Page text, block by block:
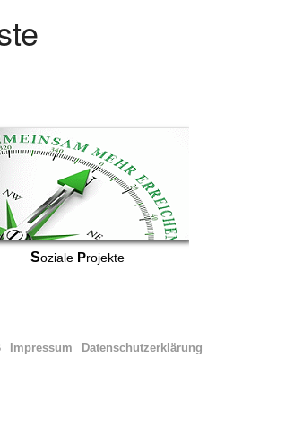
Soziale Projekte
Datenschutzerklärung
Impressum